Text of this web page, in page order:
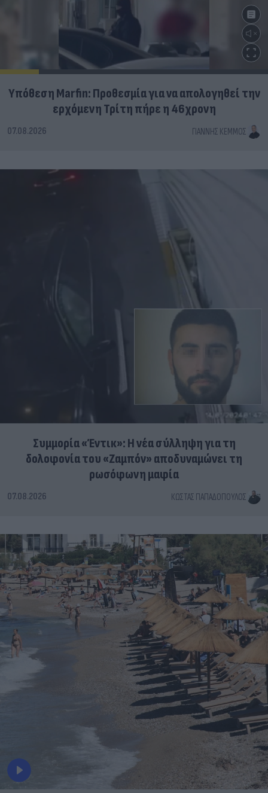
Υπόθεση Marfin: Προθεσμία για να απολογηθεί την
ερχόμενη Τρίτη πήρε η 46χρονη
07.08.2026 ΓΙΆΝΝΗΣ ΚΈΜΜΟΣ
Συμμορία «Έντικ»: Η νέα σύλληψη για τη
δολοφονία του «Ζαμπόν» αποδυναμώνει τη
ρωσόφωνη μαφία
07.08.2026 ΚΏΣΤΑΣ ΠΑΠΑΔΌΠΟΥΛΟΣ